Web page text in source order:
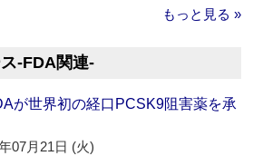
もっと見る »
‐FDA関連‐
が世界初の経口PCSK9阻害薬を承
07月21日 (火)